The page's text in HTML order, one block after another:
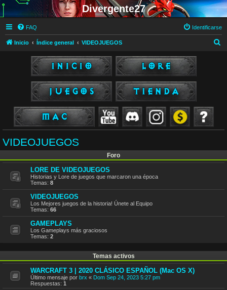
Divergente27
FAQ Identificarse
Inicio Índice general VIDEOJUEGOS
VIDEOJUEGOS
Foro
LORE DE VIDEOJUEGOS
Historias y Lore de juegos que marcaron una época
Temas: 8
VIDEOJUEGOS
Los Mejores juegos de la historia! Únete al Equipo
Temas: 66
GAMEPLAYS
Los Gameplays más graciosos
Temas: 2
Temas activos
WARCRAFT 3 | 2020 CLÁSICO ESPAÑOL (Mac OS X)
Último mensaje por brx « Dom Sep 24, 2023 5:27 pm
Respuestas: 1